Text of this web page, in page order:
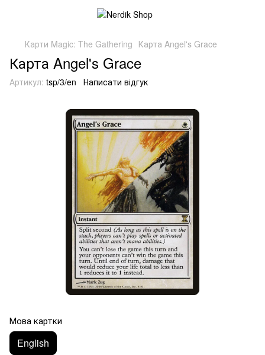
Карти Magic: The Gathering Карта Angel's Grace
Карта Angel's Grace
Артикул: tsp/3/en Написати відгук
Мова картки
English